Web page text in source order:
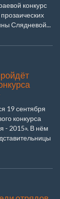
конкурс
Слядневой...
19 сентября
конкурса
- 2015». В нём